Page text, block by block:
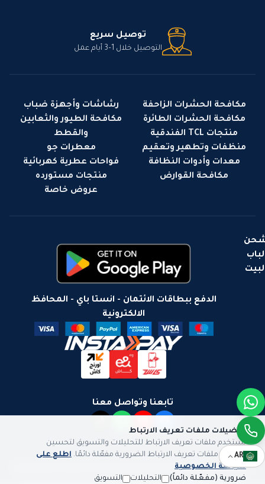
تفضيلات ملفات تعريف الارتباط
نستخدم ملفات تعريف الارتباط للتحليلات والتسويق لتحسين
تجربتك. ملفات تعريف الارتباط الضرورية مفعّلة دائمًا. اطلع على
سياسة الخصوصية
ضرورية (مفعّلة دائماً)
التحليلات التسويق
توصيل سريع
التوصيل خلال 1–3 أيام عمل
مكافحة الحشرات الزاحفة
مكافحة الحشرات الطائرة
منتجات TCL الفندقية
منظفات وتطهير وتعقيم
معدات وأدوات النظافة
مكافحة القوارض
رشاشات وأجهزة ضباب
مكافحة الطيور والثعابين
والقطط
معطرات جو
فواحات عطرية كهربائية
منتجات مستورده
عروض خاصة
لباب
تابعنا وتواصل معنا
الدفع ببطاقات الائتمان - انستا باي - المحافظ
الالكترونية
سياسة الخصوصيةسياسة الشحن
AR